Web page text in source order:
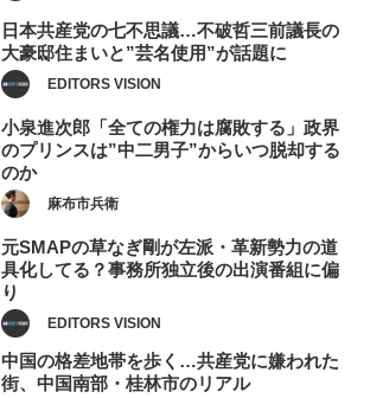
日本共産党の七不思議…不破哲三前議長の
大豪邸住まいと”芸名使用”が話題に
EDITORS VISION
小泉進次郎「全ての権力は腐敗する」政界
のプリンスは”中二男子”からいつ脱却する
のか
麻布市兵衛
元SMAPの草なぎ剛が左派・革新勢力の道
具化してる？事務所独立後の出演番組に偏
り
EDITORS VISION
中国の格差地帯を歩く…共産党に嫌われた
街、中国南部・桂林市のリアル